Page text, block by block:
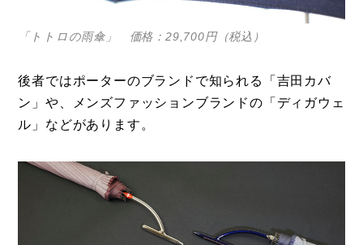
「トトロの雨傘」 価格：29,700円（税込）
後者ではポーターのブランドで知られる「吉田カバ
ン」や、メンズファッションブランドの「ディガウェ
ル」などがあります。